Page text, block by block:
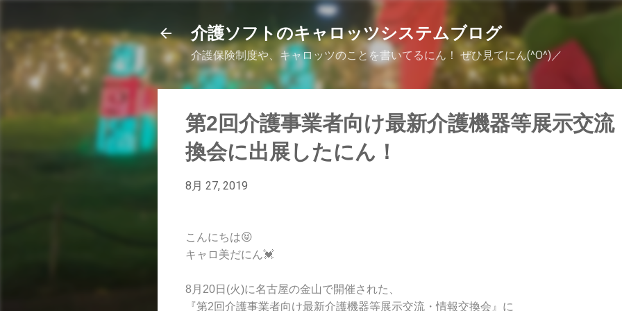
スキップしてメイン コンテンツに移動
介護ソフトのキャロッツシステムブログ
介護保険制度や、キャロッツのことを書いてるにん！ ぜひ見てにん(^O^)／
第2回介護事業者向け最新介護機器等展示交流
換会に出展したにん！
8月 27, 2019
こんにちは😝
キャロ美だにん💓
8月20日(火)に名古屋の金山で開催された、
『第2回介護事業者向け最新介護機器等展示交流・情報交換会』に